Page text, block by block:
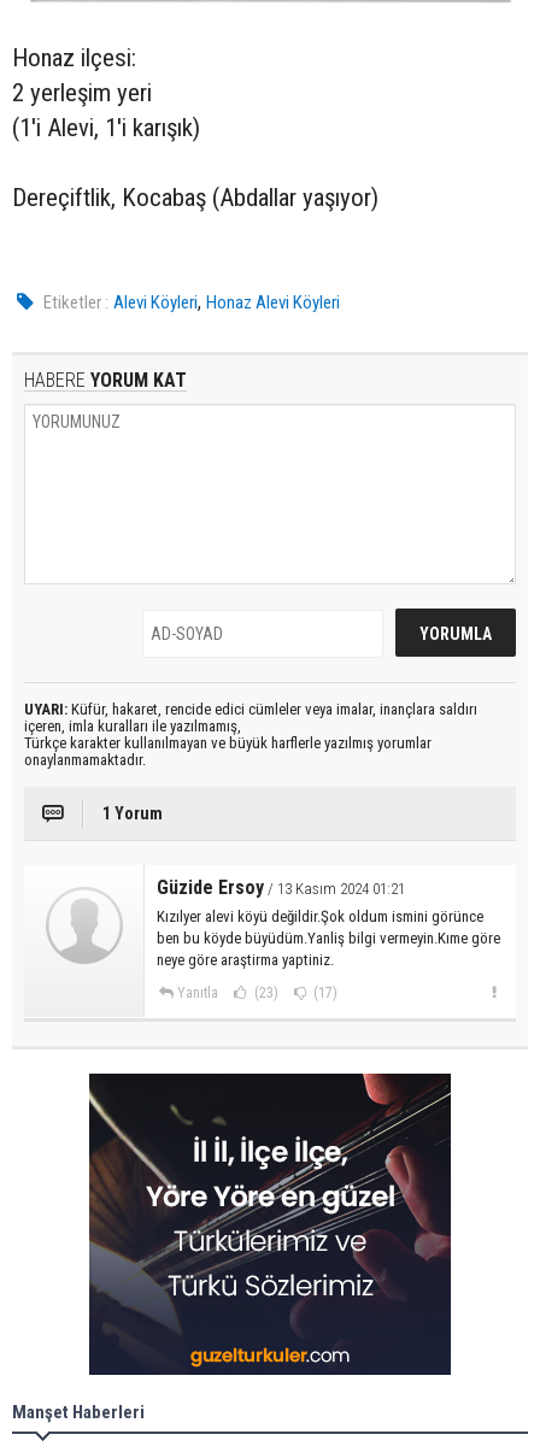
Honaz ilçesi:
2 yerleşim yeri
(1'i Alevi, 1'i karışık)
Dereçiftlik, Kocabaş (Abdallar yaşıyor)
Etiketler : Alevi Köyleri,Honaz Alevi Köyleri
HABERE YORUM KAT
UYARI: Küfür, hakaret, rencide edici cümleler veya imalar, inançlara saldırı
içeren, imla kuralları ile yazılmamış,
Türkçe karakter kullanılmayan ve büyük harflerle yazılmış yorumlar
onaylanmamaktadır.
1 Yorum
Güzide Ersoy / 13 Kasım 2024 01:21
Kızılyer alevi köyü değildir.Şok oldum ismini görünce
ben bu köyde büyüdüm.Yanliş bilgi vermeyin.Kıme göre
neye göre araştirma yaptiniz.
Yanıtla (23) (17)
Manşet Haberleri